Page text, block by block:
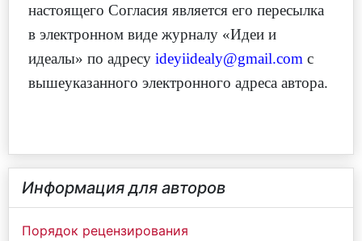
настоящего Согласия является его пересылка
в электронном виде журналу «Идеи и
идеалы» по адресу ideyiidealy@gmail.com с
вышеуказанного электронного адреса автора.
Информация для авторов
Порядок рецензирования